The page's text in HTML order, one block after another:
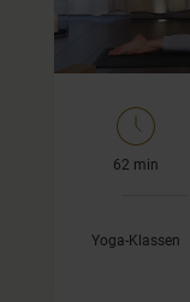
62 min
Yoga-Klassen